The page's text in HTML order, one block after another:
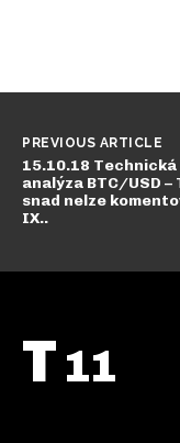
PREVIOUS ARTICLE
15.10.18 Technická
analýza BTC/USD –
snad nelze
IX..
T 11